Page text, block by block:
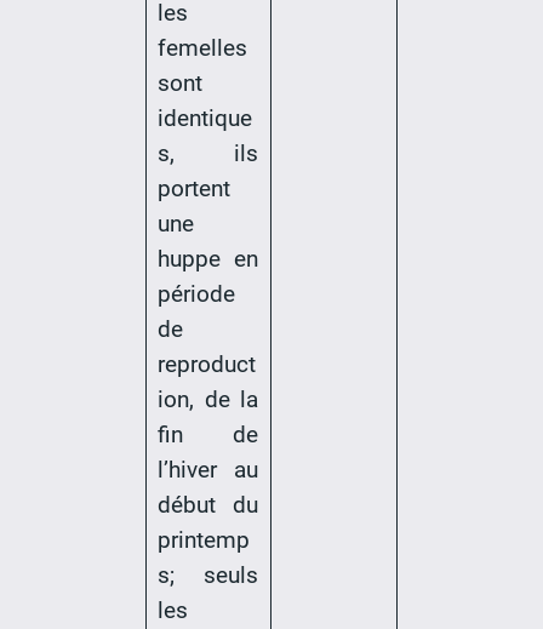
les
femelles
sont
identique
s, ils
portent
une
huppe en
période
de
reproduct
ion, de la
fin de
l’hiver au
début du
printemp
s; seuls
les